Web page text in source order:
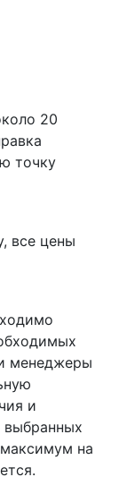
20
точку
все цены
менеджеры
и
выбранных
на